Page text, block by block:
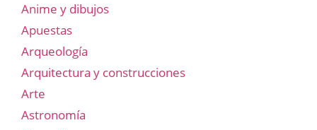
Anime y dibujos
Apuestas
Arqueología
Arquitectura y construcciones
Arte
Astronomía